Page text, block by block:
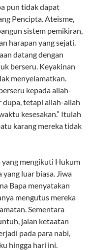
pun tidak dapat
Pencipta. Ateisme,
sistem pemikiran,
harapan yang sejati.
datang dengan
berseru. Keyakinan
menyelamatkan.
kepada allah-
dupa, tetapi allah-allah
kesesakan.” Itulah
karang mereka tidak
yang mengikuti Hukum
luar biasa. Jiwa
Bapa menyatakan
mengutus mereka
Sementara
jalan ketaatan
pada para nabi,
hingga hari ini.